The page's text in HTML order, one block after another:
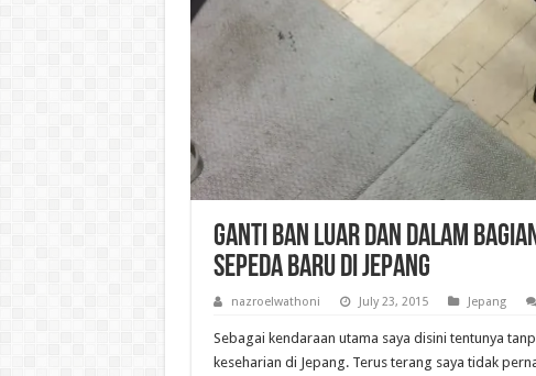
Ganti Ban Luar dan Dalam
Sepeda Baru di Jepang
nazroelwathoni July 23, 2015 Jepang
Sebagai kendaraan utama saya disini tentunya
keseharian di Jepang. Terus terang saya tidak